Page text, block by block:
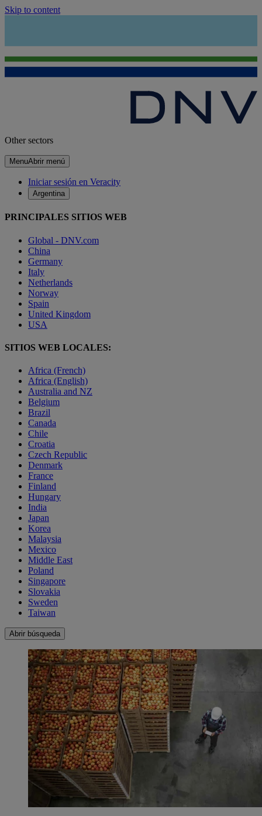
Skip to content
Other sectors
MenuAbrir menú
Iniciar sesión en Veracity
Argentina
PRINCIPALES SITIOS WEB
Global - DNV.com
China
Germany
Italy
Netherlands
Norway
Spain
United Kingdom
USA
SITIOS WEB LOCALES:
Africa (French)
Africa (English)
Australia and NZ
Belgium
Brazil
Canada
Chile
Croatia
Czech Republic
Denmark
France
Finland
Hungary
India
Japan
Korea
Malaysia
Mexico
Middle East
Poland
Singapore
Slovakia
Sweden
Taiwan
Abrir búsqueda